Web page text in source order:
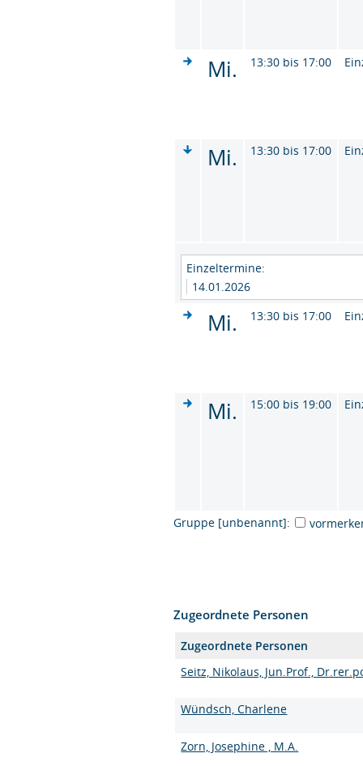
Mi. 13:30 bis 17:00
Mi. 13:30 bis 17:00
Einzeltermine:
14.01.2026
Mi. 13:30 bis 17:00
Mi. 15:00 bis 19:00
Gruppe [unbenannt]:
Zugeordnete Personen
Zugeordnete Personen
Seitz, Nikolaus, Jun.Prof.,
Wündsch, Charlene
Zorn, Josephine , M.A.